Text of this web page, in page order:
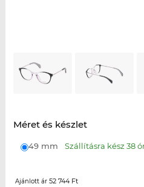
Méret és készlet
49 mm Szállításra kész 38
Ajánlott ár 52 744 Ft